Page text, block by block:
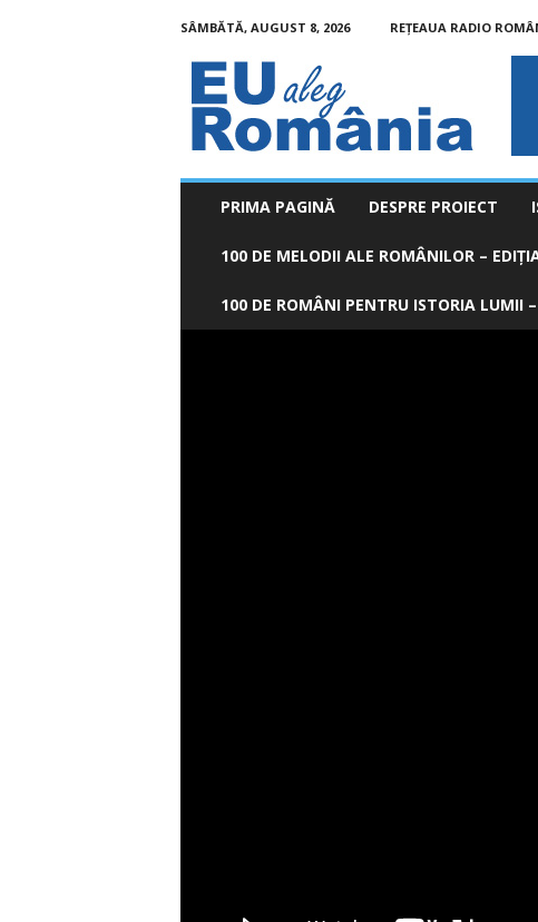
SÂMBĂTĂ, AUGUST 8, 2026 REȚEAUA RADIO
aleg
România
PRIMA PAGINĂ DESPRE PROIECT
100 DE MELODII ALE ROMÂNILOR –
100 DE ROMÂNI PENTRU ISTORIA LUMII